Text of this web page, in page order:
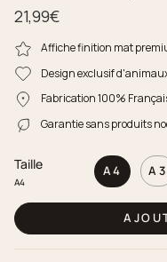
21,99€
Affiche finition mat
Design exclusif
Fabrication 100%
Garantie sans produits
Taille
A4
A4 A3